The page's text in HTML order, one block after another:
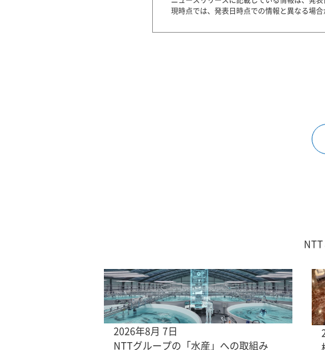
現時点では、発表日時点での情報と異なる場
2026年8月 7日
NTTグループの「水産」への取組み